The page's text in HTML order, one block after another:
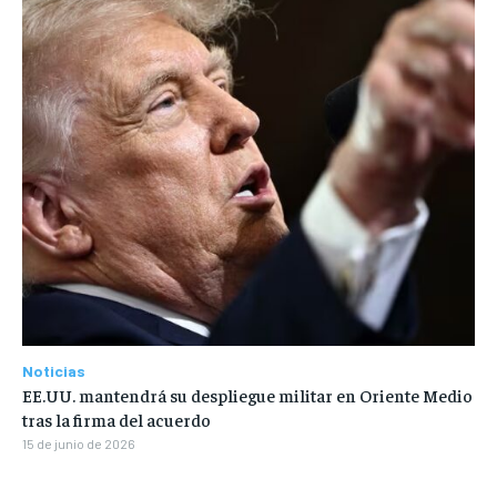
Noticias
EE.UU. mantendrá su despliegue militar en Oriente Medio
tras la firma del acuerdo
15 de junio de 2026